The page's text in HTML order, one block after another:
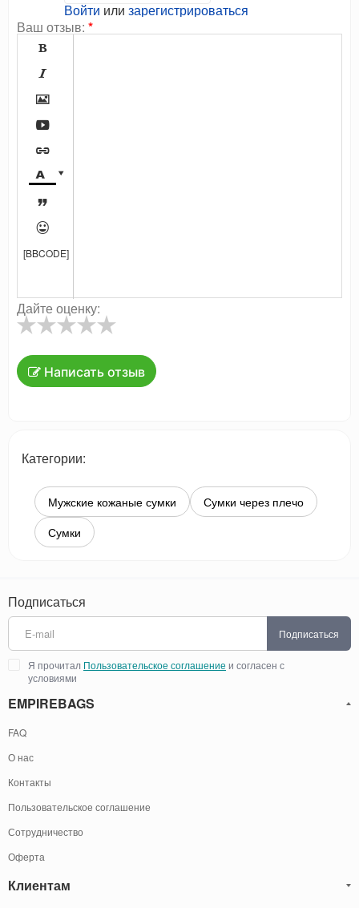
Войти или зарегистрироваться
Ваш отзыв: *









[BBCODE]
Дайте оценку:
Написать отзыв
Категории:
Мужские кожаные сумки
Сумки через плечо
Сумки
Подписаться
Подписаться
Я прочитал Пользовательское соглашение и согласен с
условиями
EMPIREBAGS
FAQ
О нас
Контакты
Пользовательское соглашение
Сотрудничество
Оферта
Клиентам